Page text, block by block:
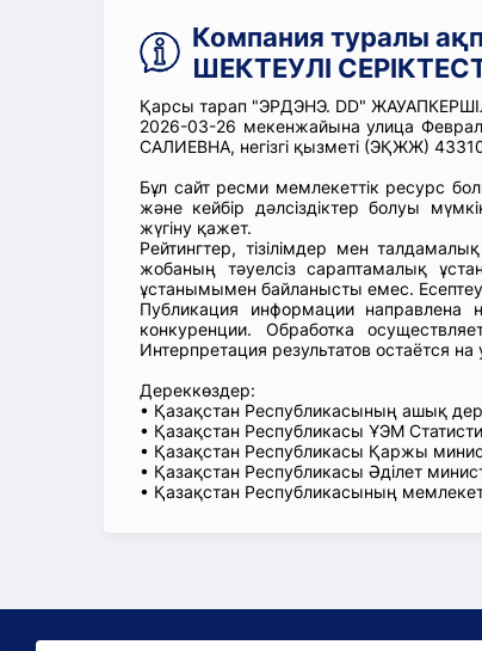
Компания туралы
ШЕКТЕУЛІ
Қарсы тарап "ЭРДЭНЭ. DD"
2026-03-26 мекенжайына улица
САЛИЕВНА, негізгі қызметі (ЭҚЖЖ)
Бұл сайт ресми мемлекеттік ресурс
және кейбір дәлсіздіктер болуы
жүгіну қажет.
Рейтингтер, тізілімдер мен
жобаның тәуелсіз сараптамалық
ұстанымымен байланысты емес.
Публикация информации направлена
конкуренции. Обработка
Интерпретация результатов остаётся
Дереккөздер:
• Қазақстан Республикасының ашық
• Қазақстан Республикасы ҰЭМ
• Қазақстан Республикасы Қаржы
• Қазақстан Республикасы Әділет
• Қазақстан Республикасының